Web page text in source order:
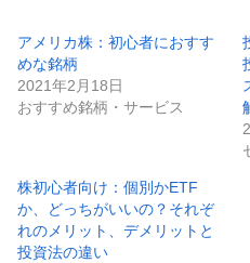
アメリカ株：初心者におすす
めな銘柄
2021年2月18日
おすすめ銘柄・サービス
株初心者向け：個別かETF
か、どっちがいいの？それぞ
れのメリット、デメリットと
投資法の違い